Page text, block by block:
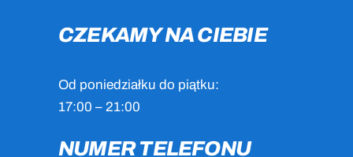
CZEKAMY NA CIEBIE
Od poniedziałku do piątku:
17:00 – 21:00
NUMER TELEFONU